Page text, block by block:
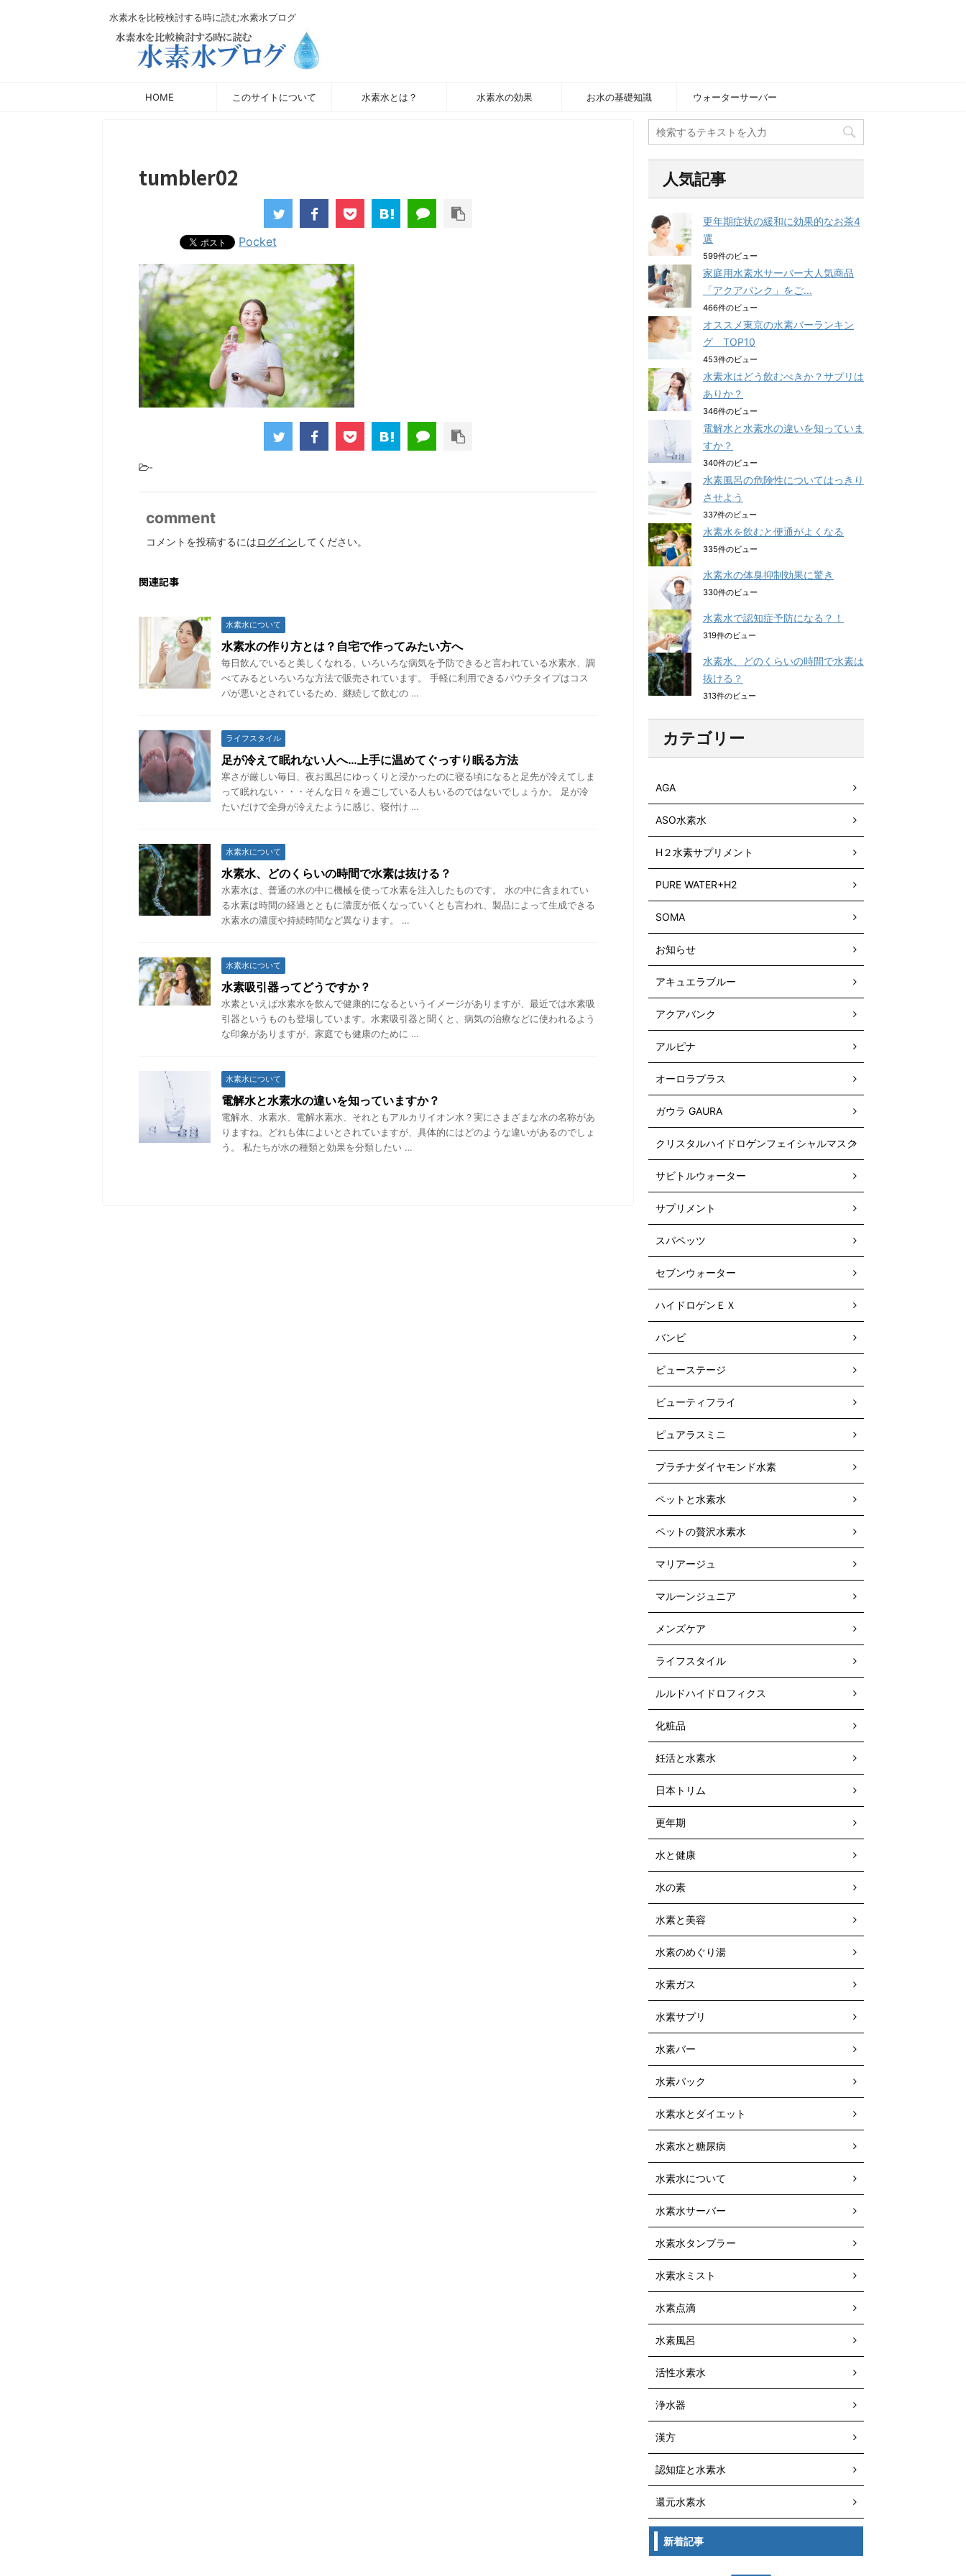
水素水を比較検討する時に読む水素水ブログ
HOME このサイトについて 水素水とは？ 水素水の効果 お水の基礎知識 ウォーターサーバー
tumbler02
Pocket
-
comment
コメントを投稿するにはログイン してください。
関連記事
水素水について
水素水の作り方とは？自宅で作ってみたい方へ
毎日飲んでいると美しくなれる、いろいろな病気を予防できると言われている水素水、調
べてみるといろいろな方法で販売されています。 手軽に利用できるパウチタイプはコス
パが悪いとされているため、継続して飲むの …
ライフスタイル
足が冷えて眠れない人へ…上手に温めてぐっすり眠る方法
寒さが厳しい毎日、夜お風呂にゆっくりと浸かったのに寝る頃になると足先が冷えてしま
って眠れない・・・そんな日々を過ごしている人もいるのではないでしょうか。 足が冷
たいだけで全身が冷えたように感じ、寝付け …
水素水について
水素水、どのくらいの時間で水素は抜ける？
水素水は、普通の水の中に機械を使って水素を注入したものです。 水の中に含まれてい
る水素は時間の経過とともに濃度が低くなっていくとも言われ、製品によって生成できる
水素水の濃度や持続時間など異なります。 …
水素水について
水素吸引器ってどうですか？
水素といえば水素水を飲んで健康的になるというイメージがありますが、最近では水素吸
引器というものも登場しています。水素吸引器と聞くと、病気の治療などに使われるよう
な印象がありますが、家庭でも健康のために …
水素水について
電解水と水素水の違いを知っていますか？
電解水、水素水、電解水素水、それともアルカリイオン水？実にさまざまな水の名称があ
りますね。どれも体によいとされていますが、具体的にはどのような違いがあるのでしょ
う。 私たちが水の種類と効果を分類したい …
人気記事
更年期症状の緩和に効果的なお茶4
選
599件のビュー
家庭用水素水サーバー大人気商品
「アクアバンク」をご...
466件のビュー
オススメ東京の水素バーランキン
グ TOP10
453件のビュー
水素水はどう飲むべきか？サプリは
ありか？
346件のビュー
電解水と水素水の違いを知っていま
すか？
340件のビュー
水素風呂の危険性についてはっきり
させよう
337件のビュー
水素水を飲むと便通がよくなる
335件のビュー
水素水の体臭抑制効果に驚き
330件のビュー
水素水で認知症予防になる？！
319件のビュー
水素水、どのくらいの時間で水素は
抜ける？
313件のビュー
カテゴリー
AGA
ASO水素水
H２水素サプリメント
PURE WATER+H2
SOMA
お知らせ
アキュエラブルー
アクアバンク
アルピナ
オーロラプラス
ガウラ GAURA
クリスタルハイドロゲンフェイシャルマスク
サビトルウォーター
サプリメント
スパペッツ
セブンウォーター
ハイドロゲンＥＸ
バンビ
ビューステージ
ビューティフライ
ピュアラスミニ
プラチナダイヤモンド水素
ペットと水素水
ペットの贅沢水素水
マリアージュ
マルーンジュニア
メンズケア
ライフスタイル
ルルドハイドロフィクス
化粧品
妊活と水素水
日本トリム
更年期
水と健康
水の素
水素と美容
水素のめぐり湯
水素ガス
水素サプリ
水素バー
水素パック
水素水とダイエット
水素水と糖尿病
水素水について
水素水サーバー
水素水タンブラー
水素水ミスト
水素点滴
水素風呂
活性水素水
浄水器
漢方
認知症と水素水
還元水素水
新着記事